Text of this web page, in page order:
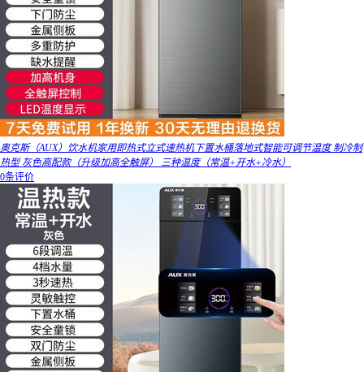
奥克斯（AUX）饮水机家用即热式立式速热机下置水桶落地式智能可调节温度 制冷制
热型 灰色高配款（升级加高全触屏） 三种温度（常温+开水+冷水）
0条评价